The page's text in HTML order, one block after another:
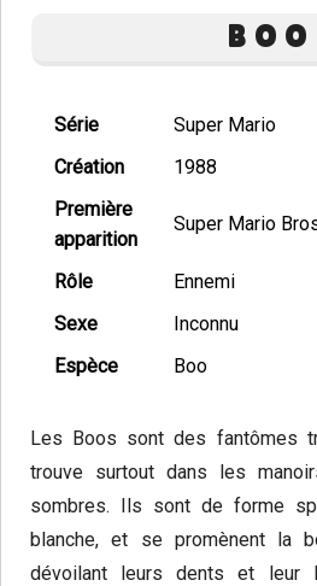
BOO
Série
Super Mario
Création
1988
Première
apparition
Super Mario
Rôle
Ennemi
Sexe
Inconnu
Espèce
Boo
Les Boos sont des fantômes
trouve surtout dans les
sombres. Ils sont de forme
blanche, et se promènent la
dévoilant leurs dents et leur